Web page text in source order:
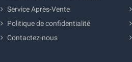
Service Après-Vente
Politique de confidentialité
Contactez-nous